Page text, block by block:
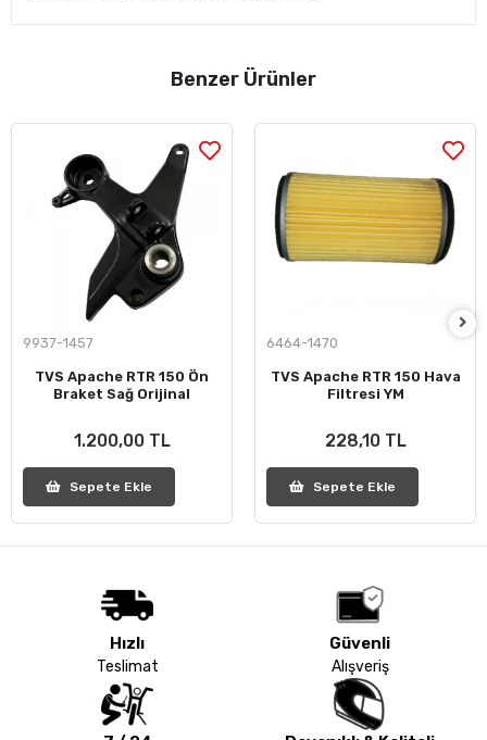
Benzer Ürünler
9937-1457
TVS Apache RTR 150 Ön
Braket Sağ Orijinal
1.200,00 TL
Sepete Ekle
6464-1470
TVS Apache RTR 150 Hava
Filtresi YM
228,10 TL
Sepete Ekle
Hızlı
Teslimat
Güvenli
Alışveriş